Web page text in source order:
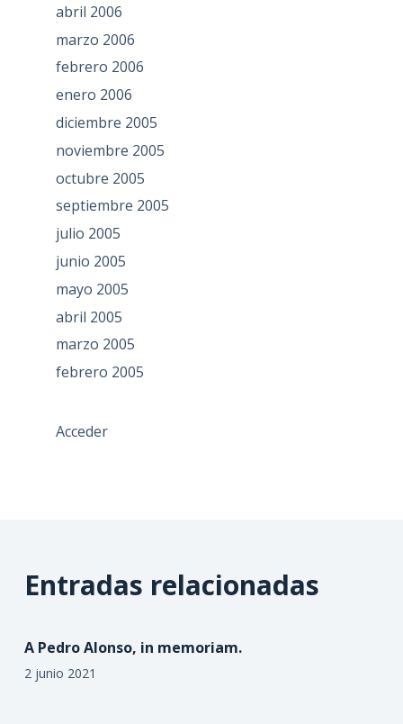
abril 2006
marzo 2006
febrero 2006
enero 2006
diciembre 2005
noviembre 2005
octubre 2005
septiembre 2005
julio 2005
junio 2005
mayo 2005
abril 2005
marzo 2005
febrero 2005
Acceder
Entradas relacionadas
A Pedro Alonso, in memoriam.
2 junio 2021